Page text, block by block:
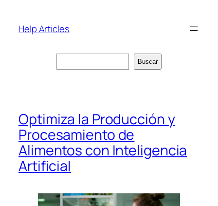
contenido
Help Articles
Buscar
Optimiza la Producción y
Procesamiento de
Alimentos con Inteligencia
Artificial